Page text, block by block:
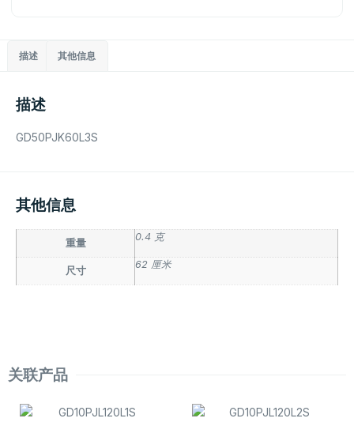
描述 其他信息
描述
GD50PJK60L3S
其他信息
重量
0.4 克
尺寸
62 厘米
关联产品